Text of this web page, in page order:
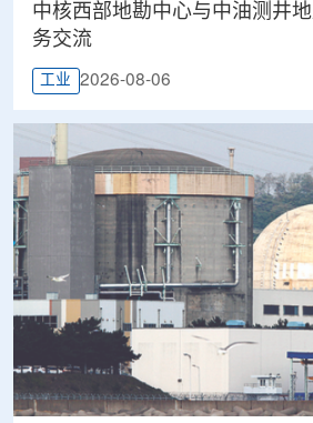
中核西部地勘中心与中油测井
务交流
工业 2026-08-06